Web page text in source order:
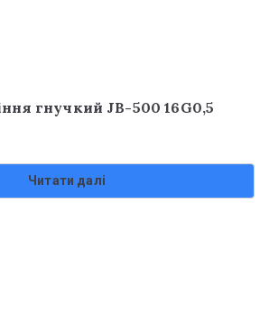
гнучкий JB-500 16G0,5
Читати далі